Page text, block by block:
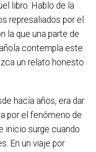
libro. Hablo de la
represaliados por el
la que una parte de
contempla este
un relato honesto
hacía años, era dar
por el fenómeno de
inicio surge cuando
En un viaje por